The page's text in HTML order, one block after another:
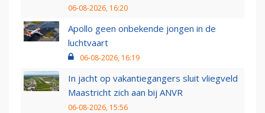
06-08-2026, 16:20
Apollo geen onbekende jongen in de
luchtvaart
06-08-2026, 16:19
In jacht op vakantiegangers sluit vliegveld
Maastricht zich aan bij ANVR
06-08-2026, 15:56